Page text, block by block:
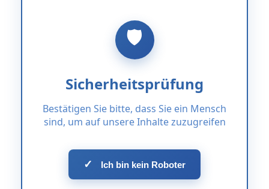
Sicherheitsprüfung
Bestätigen Sie bitte, dass Sie ein Mensch
sind, um auf unsere Inhalte zuzugreifen
✓ Ich bin kein Roboter